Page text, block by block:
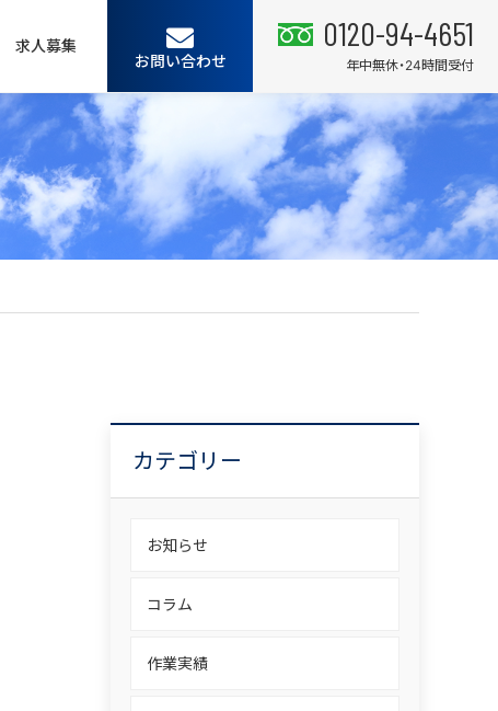
求人募集
お問い合わせ
0120-94-4651
年中無休・24時間受付
カテゴリー
お知らせ
コラム
作業実績